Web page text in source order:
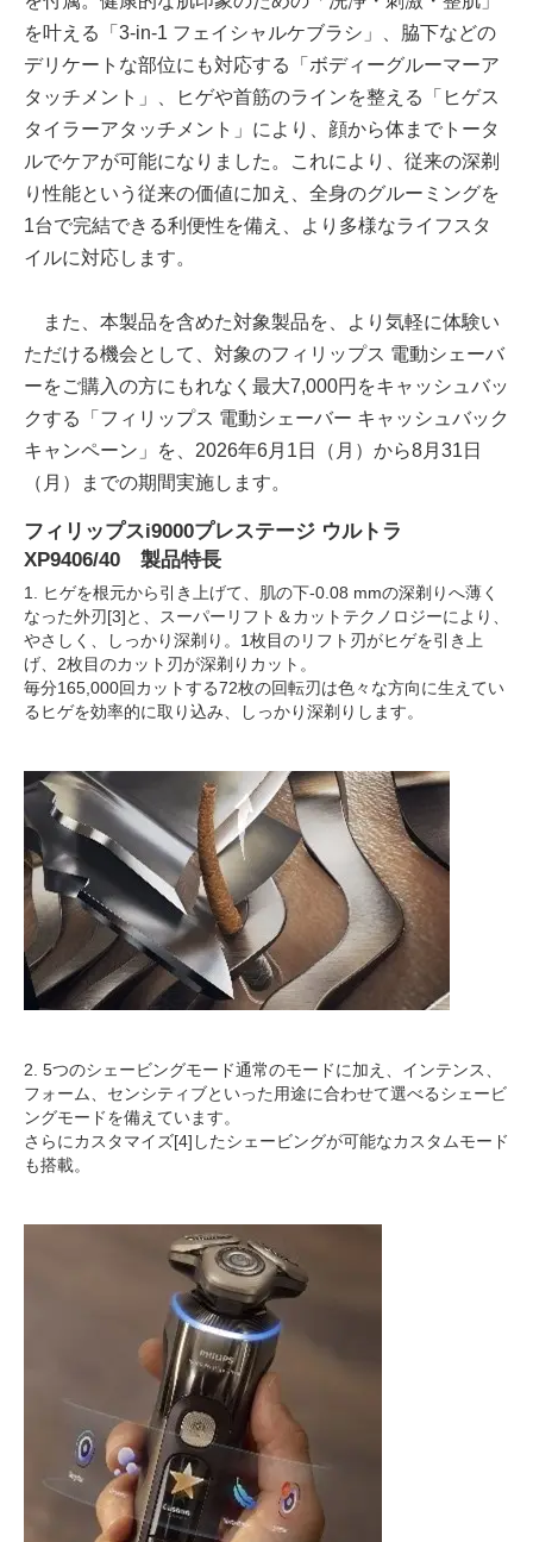
を叶える「3-in-1 フェイシャルケブラシ」、脇下などの
デリケートな部位にも対応する「ボディーグルーマーア
タッチメント」、ヒゲや首筋のラインを整える「ヒゲス
タイラーアタッチメント」により、顔から体までトータ
ルでケアが可能になりました。これにより、従来の深剃
り性能という従来の価値に加え、全身のグルーミングを
1台で完結できる利便性を備え、より多様なライフスタ
イルに対応します。
また、本製品を含めた対象製品を、より気軽に体験い
ただける機会として、対象のフィリップス 電動シェーバ
ーをご購入の方にもれなく最大7,000円をキャッシュバッ
クする「フィリップス 電動シェーバー キャッシュバック
キャンペーン」を、2026年6月1日（月）から8月31日
（月）までの期間実施します。
フィリップスi9000プレステージ ウルトラ
XP9406/40 製品特長
1. ヒゲを根元から引き上げて、肌の下-0.08 mmの深剃りへ薄く
なった外刃[3]と、スーパーリフト＆カットテクノロジーにより、
やさしく、しっかり深剃り。1枚目のリフト刃がヒゲを引き上
げ、2枚目のカット刃が深剃りカット。
毎分165,000回カットする72枚の回転刃は色々な方向に生えてい
るヒゲを効率的に取り込み、しっかり深剃りします。
2. 5つのシェービングモード通常のモードに加え、インテンス、
フォーム、センシティブといった用途に合わせて選べるシェービ
ングモードを備えています。
さらにカスタマイズ[4]したシェービングが可能なカスタムモード
も搭載。